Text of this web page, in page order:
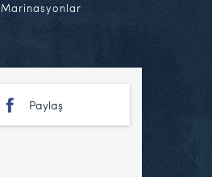
Marinasyonlar
Paylaş